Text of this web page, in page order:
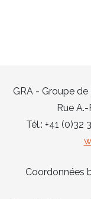
GRA - Groupe
Rue
Tél.: +41 (0)32
Coordonnées